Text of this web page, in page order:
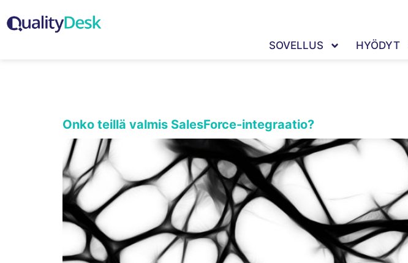
SOVELLUS HYÖDYT
Onko teillä valmis SalesForce-integraatio?